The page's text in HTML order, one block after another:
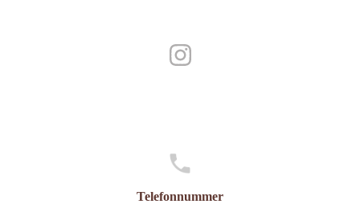
Telefonnummer